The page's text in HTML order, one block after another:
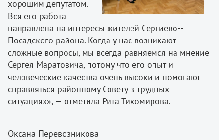
хорошим депутатом.
Вся его работа
направлена на интересы жителей Сергиево-­
Посадского района. Когда у нас возникают
сложные вопросы, мы всегда равняемся на мнение
Сергея Маратовича, потому что его опыт и
человеческие качества очень высоки и помогают
справляться районному Совету в трудных
ситуациях», — отметила Рита Тихомирова.
Оксана Перевозникова